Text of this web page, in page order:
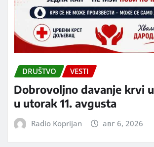
DRUŠTVO VESTI
Dobrovoljno davanje krvi
u utorak 11. avgusta
Radio Koprijan авг 6, 2026